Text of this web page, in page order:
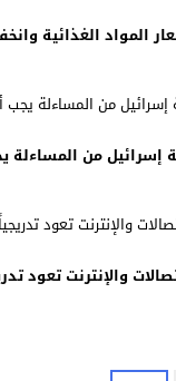
جديد
إلى الخليج
بريطانيا
المواد الغذائية
إسرائيل من المساءلة
والإنترنت تعود